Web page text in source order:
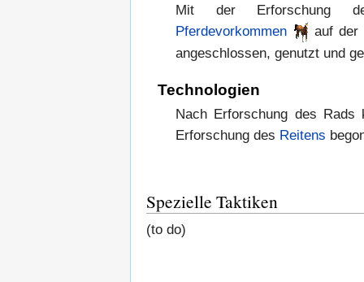
Mit der Erforschung
Pferdevorkommen
auf der
angeschlossen, genutzt und
Technologien
Nach Erforschung des Rads
Erforschung des Reitens
Spezielle Taktiken
(to do)